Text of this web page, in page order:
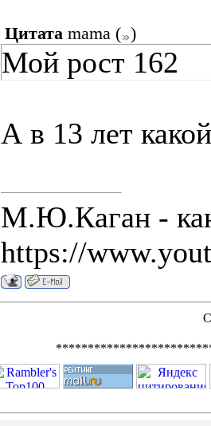
Цитата mama ( )
Мой рост 162
А в 13 лет
М.Ю.Каган -
https://